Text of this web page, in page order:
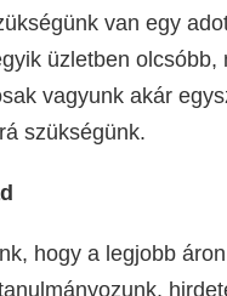
van egy
üzletben olcsóbb,
vagyunk akár
szükségünk.
hogy a legjobb